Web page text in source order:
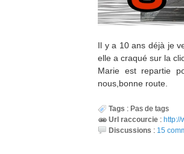
Il y a 10 ans déjà je
elle a craqué sur la
Marie est repartie
nous,bonne route.
Tags : Pas de tags
Url raccourcie : http://
Discussions : 15